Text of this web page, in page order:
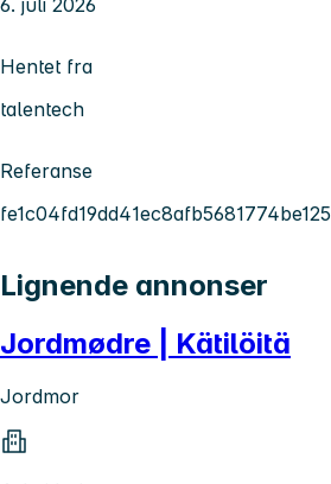
6. juli 2026
Hentet fra
talentech
Referanse
fe1c04fd19dd41ec8afb5681774be125
Lignende annonser
Jordmødre | Kätilöitä
Jordmor